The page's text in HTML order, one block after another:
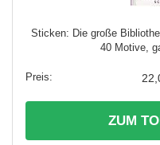
Sticken: Die große
40 Motive,
ZUM